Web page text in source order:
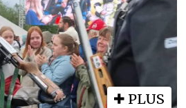
PLUS